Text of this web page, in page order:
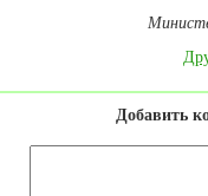
Добавить